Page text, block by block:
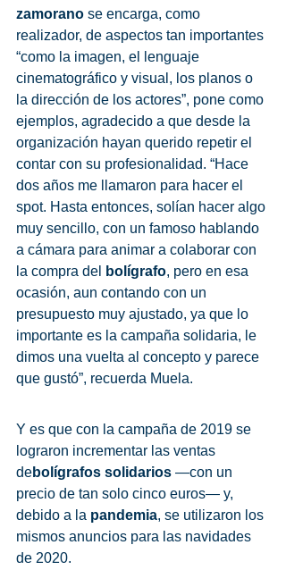
zamorano se encarga, como
realizador, de aspectos tan importantes
“como la imagen, el lenguaje
cinematográfico y visual, los planos o
la dirección de los actores”, pone como
ejemplos, agradecido a que desde la
organización hayan querido repetir el
contar con su profesionalidad. “Hace
dos años me llamaron para hacer el
spot. Hasta entonces, solían hacer algo
muy sencillo, con un famoso hablando
a cámara para animar a colaborar con
la compra del
bolígrafo, pero en esa
ocasión, aun contando con un
presupuesto muy ajustado, ya que lo
importante es la campaña solidaria, le
dimos una vuelta al concepto y parece
que gustó”, recuerda Muela.
Y es que con la campaña de 2019 se
lograron incrementar las ventas
debolígrafos solidarios —con un
precio de tan solo cinco euros— y,
debido a la pandemia, se utilizaron los
mismos anuncios para las navidades
de 2020.